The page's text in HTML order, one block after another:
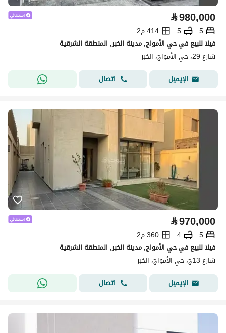
⃁980,000
5
5
414 م2
فيلا للبيع في حي الأمواج, مدينة الخبر, المنطقة الشرقية
شارع 29، حي الأمواج، الخبر
الإيميل
اتصال
⃁970,000
5
4
360 م2
فيلا للبيع في حي الأمواج, مدينة الخبر, المنطقة الشرقية
شارع 13ج، حي الأمواج، الخبر
الإيميل
اتصال